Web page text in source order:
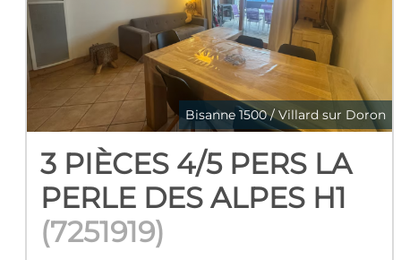
Bisanne 1500 / Villard sur Doron
3 PIÈCES 4/5 PERS LA
PERLE DES ALPES H1
(7251919)